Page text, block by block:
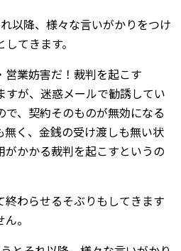
以降、様々な言いがかりをつけ
てきます。
業妨害だ！裁判を起こす
すが、迷惑メールで勧誘してい
で、契約そのものが無効になる
無く、金銭の受け渡しも無い状
かかる裁判を起こすというの
終わらせるそぶりもしてきます
。